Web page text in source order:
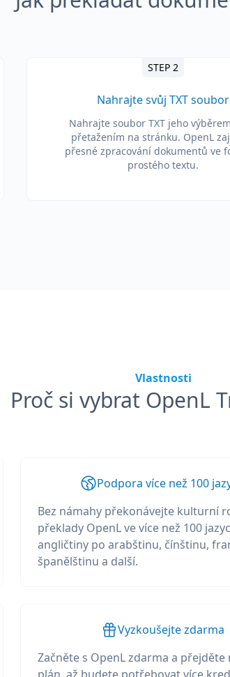
STEP 2
Nahrajte svůj TXT soubor
Nahrajte soubor TXT jeho
přetažením na stránku. OpenL
přesné zpracování dokumentů ve
prostého textu.
Vlastnosti
Proč si vybrat OpenL
Podpora více než 100
Bez námahy překonávejte kulturní
překlady OpenL ve více než 100
angličtiny po arabštinu, čínštinu,
španělštinu a další.
Vyzkoušejte zdarma
Začněte s OpenL zdarma a přejděte